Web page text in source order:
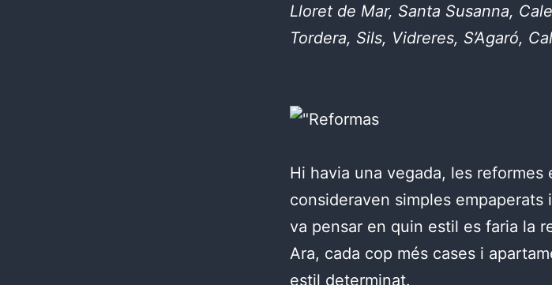
Lloret de Mar, Santa Susanna,
Tordera, Sils, Vidreres, S’Agaró,
Hi havia una vegada, les reformes
consideraven simples
va pensar en quin estil es faria la
Ara, cada cop més cases i
estil determinat.